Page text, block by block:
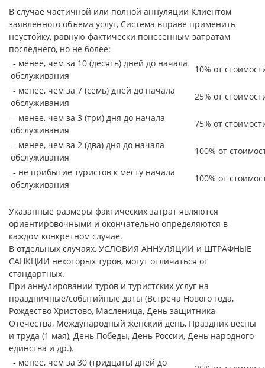
В случае частичной или полной аннуляции Клиентом
заявленного объема услуг, Система вправе применить
неустойку, равную фактически понесенным затратам
последнего, но не более:
- менее, чем за 10 (десять) дней до начала
обслуживания
10% от
- менее, чем за 7 (семь) дней до начала
обслуживания
25% от
- менее, чем за 3 (три) дня до начала
обслуживания
75% от
- менее, чем за 2 (два) дня до начала
обслуживания
100% от
- не прибытие туристов к месту начала
обслуживания
100% от
Указанные размеры фактических затрат являются
ориентировочными и окончательно определяются в
каждом конкретном случае.
В отдельных случаях, УСЛОВИЯ АННУЛЯЦИИ и ШТРАФНЫЕ
САНКЦИИ некоторых туров, могут отличаться от
стандартных.
При аннулировании туров и туристских услуг на
праздничные/событийные даты (Встреча Нового года,
Рождество Христово, Масленица, День защитника
Отечества, Международный женский день, Праздник весны
и труда (1 мая), День Победы, День России, День народного
единства и др.).
- менее, чем за 30 (тридцать) дней до